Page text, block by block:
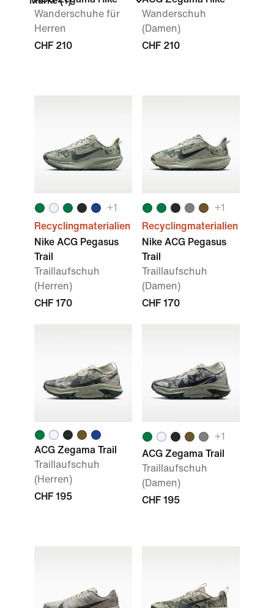
Wanderschuhe für
Herren
CHF 210
Wanderschuh
(Damen)
CHF 210
+1
Recyclingmaterialien
Nike ACG Pegasus
Trail
Traillaufschuh
(Herren)
CHF 170
+1
Recyclingmaterialien
Nike ACG Pegasus
Trail
Traillaufschuh
(Damen)
CHF 170
ACG Zegama Trail
Traillaufschuh
(Herren)
CHF 195
+1
ACG Zegama Trail
Traillaufschuh
(Damen)
CHF 195